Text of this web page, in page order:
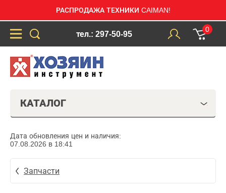
РАСПРОДАЖА ТЕХНИКИ CAIMAN!
тел.: 297-50-95
0
КАТАЛОГ
Дата обновления цен и наличия:
07.08.2026 в 18:41
Запчасти